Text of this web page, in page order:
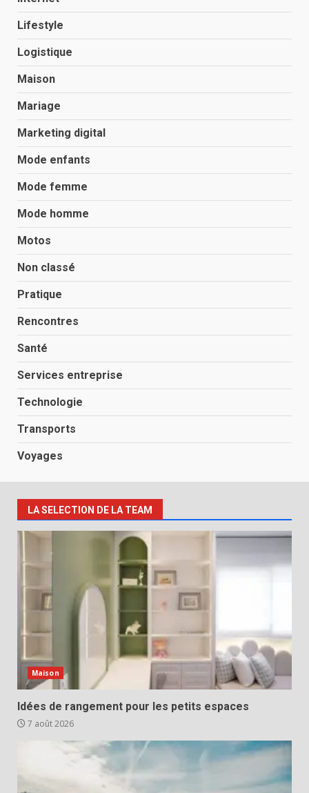
Lifestyle
Logistique
Maison
Mariage
Marketing digital
Mode enfants
Mode femme
Mode homme
Motos
Non classé
Pratique
Rencontres
Santé
Services entreprise
Technologie
Transports
Voyages
LA SELECTION DE LA TEAM
Maison
Idées de rangement pour les petits espaces
7 août 2026